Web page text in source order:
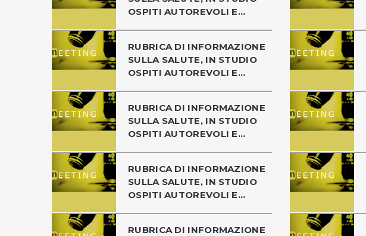
OSPITI AUTOREVOLI E...
RUBRICA DI INFORMAZIONE
SULLA SALUTE, IN STUDIO
OSPITI AUTOREVOLI E...
RUBRICA DI INFORMAZIONE
SULLA SALUTE, IN STUDIO
OSPITI AUTOREVOLI E...
RUBRICA DI INFORMAZIONE
SULLA SALUTE, IN STUDIO
OSPITI AUTOREVOLI E...
RUBRICA DI INFORMAZIONE